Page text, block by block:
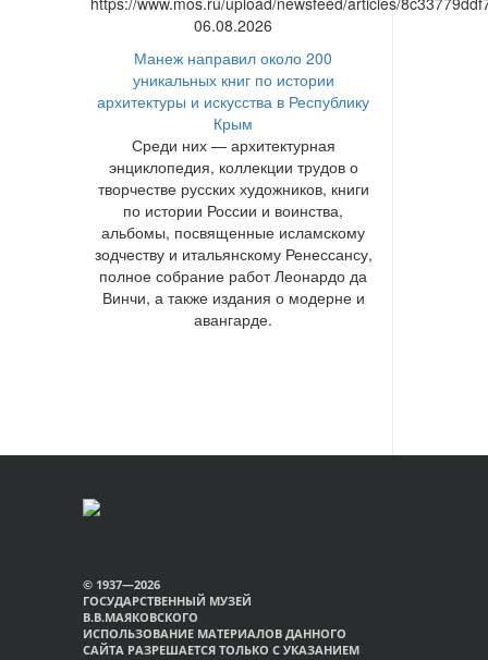
06.08.2026
Манеж направил около 200
уникальных книг по истории
архитектуры и искусства в Республику
Крым
Среди них — архитектурная
энциклопедия, коллекции трудов о
творчестве русских художников, книги
по истории России и воинства,
альбомы, посвященные исламскому
зодчеству и итальянскому Ренессансу,
полное собрание работ Леонардо да
Винчи, а также издания о модерне и
авангарде.
© 1937—2026
ГОСУДАРСТВЕННЫЙ МУЗЕЙ
В.В.МАЯКОВСКОГО
ИСПОЛЬЗОВАНИЕ МАТЕРИАЛОВ ДАННОГО
САЙТА РАЗРЕШАЕТСЯ ТОЛЬКО С УКАЗАНИЕМ